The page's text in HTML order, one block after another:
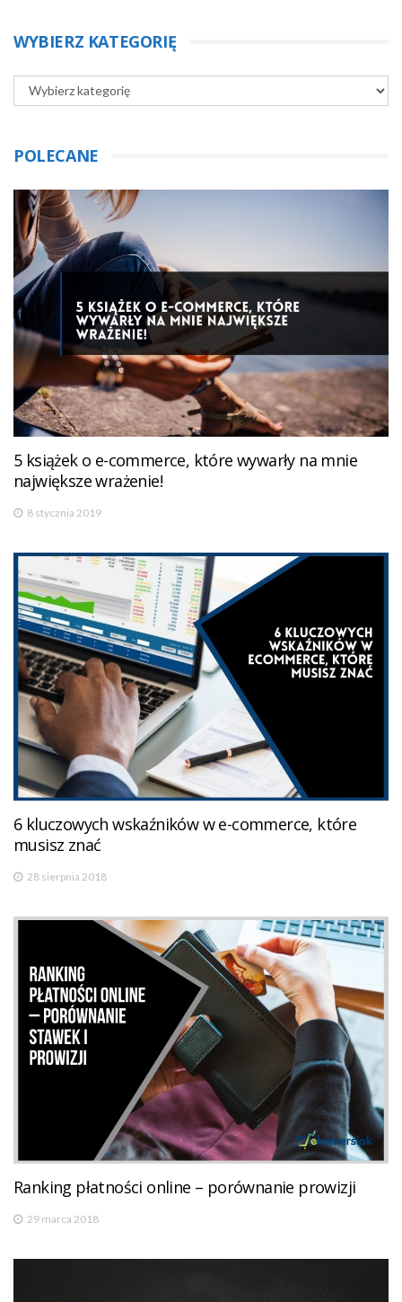
WYBIERZ KATEGORIĘ
POLECANE
5 książek o e-commerce, które wywarły na mnie
największe wrażenie!
8 stycznia 2019
6 kluczowych wskaźników w e-commerce, które
musisz znać
28 sierpnia 2018
Ranking płatności online – porównanie prowizji
29 marca 2018